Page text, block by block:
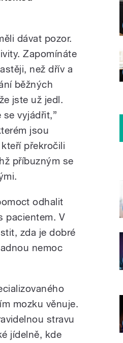
dávat pozor.
Zapomínáte
než dřív a
běžných
jste už jedl.
vyjádřit,”
jsou
překročili
příbuzným se
odhalit
pacientem. V
zda je dobré
nemoc
mozku věnuje.
stravu
jídelně, kde